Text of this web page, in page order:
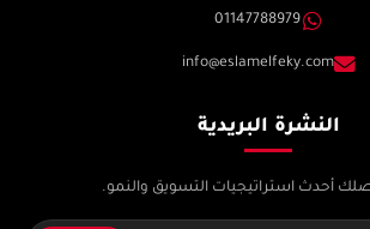
01147788979
info@eslamelfeky.com
النشرة البريدية
أحدث استراتيجيات التسويق والنمو.